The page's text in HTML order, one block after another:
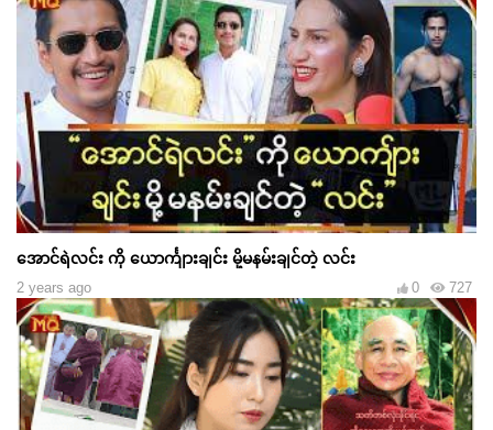
အောင်ရဲလင်း ကို ယောင်္ကျားချင်း မို့မနမ်းချင်တဲ့ လင်း
2 years ago 727
0